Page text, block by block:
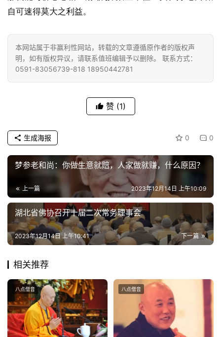
菩
专
题
教
物
寺
院
巡
视
频
纪
录
注册
自可速得莫大之利益。
本网站属于非赢利性网站，转载的文章遵循原作者的版权声
明，如有版权异议，请联系值班编辑予以删除。 联系方式：
0591-83056739-818 18950442781
赞 (1)
0 0
生成海报
梦参老和尚：你做生意就赔，人家做就赚，什么原因？
上一篇 2023年12月14日 上午10:09
湖北省佛协召开十届二次常务理事会
下一篇
2023年12月14日 上午10:41
相关推荐
八点僧音 八点僧音